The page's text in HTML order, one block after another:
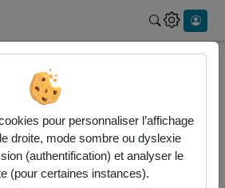
de la vidéo
pour personnaliser l’affichage
droite, mode sombre ou dyslexie
(authentification) et analyser le
(pour certaines instances).